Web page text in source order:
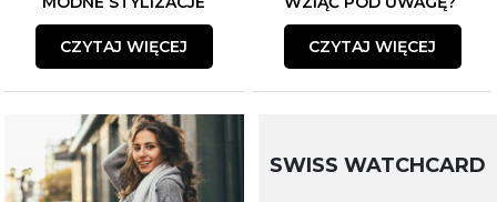
CZYTAJ WIĘCEJ CZYTAJ WIĘCEJ
SWISS WATCHCARD